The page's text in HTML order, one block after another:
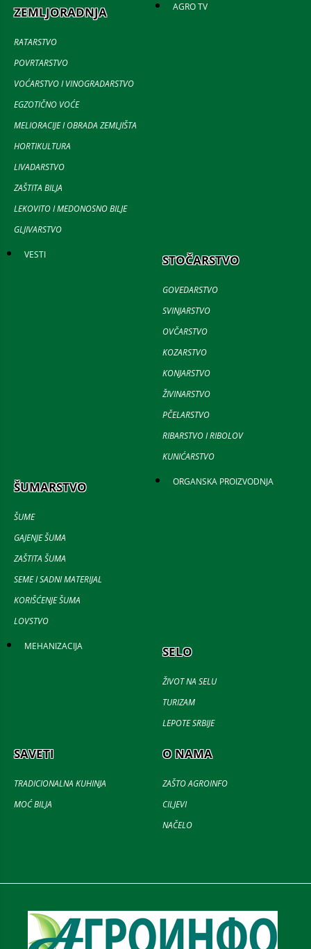
ZEMLJORADNJA
RATARSTVO
POVRTARSTVO
VOĆARSTVO I VINOGRADARSTVO
EGZOTIČNO VOĆE
MELIORACIJE I OBRADA ZEMLJIŠTA
HORTIKULTURA
LIVADARSTVO
ZAŠTITA BILJA
LEKOVITO I MEDONOSNO BILJE
GLJIVARSTVO
AGRO TV
VESTI STOČARSTVO
GOVEDARSTVO
SVINJARSTVO
OVČARSTVO
KOZARSTVO
KONJARSTVO
ŽIVINARSTVO
PČELARSTVO
RIBARSTVO I RIBOLOV
KUNIĆARSTVO
ŠUMARSTVO
ŠUME
GAJENJE ŠUMA
ZAŠTITA ŠUMA
SEME I SADNI MATERIJAL
KORIŠĆENJE ŠUMA
LOVSTVO
ORGANSKA PROIZVODNJA
MEHANIZACIJA SELO
ŽIVOT NA SELU
TURIZAM
LEPOTE SRBIJE
SAVETI
TRADICIONALNA KUHINJA
MOĆ BILJA
O NAMA
ZAŠTO AGROINFO
CILJEVI
NAČELO